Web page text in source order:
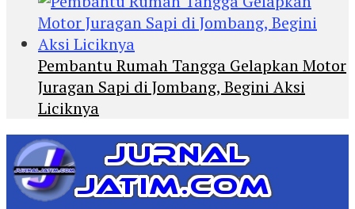
Pembantu Rumah Tangga Gelapkan Motor
Juragan Sapi di Jombang, Begini Aksi
Liciknya